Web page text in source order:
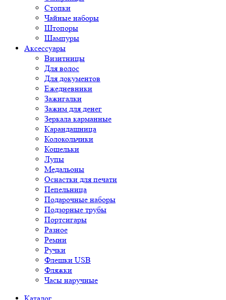
Стопки
Чайные наборы
Штопоры
Шампуры
Аксессуары
Визитницы
Для волос
Для документов
Ежедневники
Зажигалки
Зажим для денег
Зеркала карманные
Карандашница
Колокольчики
Кошельки
Лупы
Медальоны
Оснастки для печати
Пепельница
Подарочные наборы
Подзорные трубы
Портсигары
Разное
Ремни
Ручки
Флешки USB
Фляжки
Часы наручные